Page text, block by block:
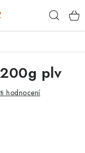
plv
hodnocení